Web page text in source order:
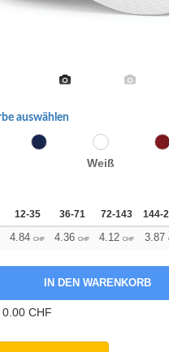
auswählen
Weiß
12-35 36-71 72-143 144-
4.84 CHF 4.36 CHF 4.12 CHF 3.87
0.00 CHF